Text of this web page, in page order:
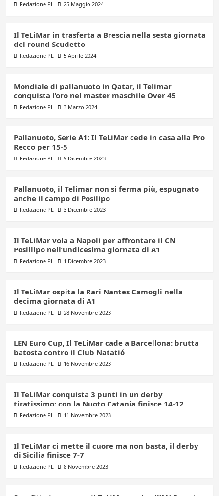
Redazione PL 25 Maggio 2024
Il TeLiMar in trasferta a Brescia nella sesta giornata
del round Scudetto
Redazione PL 5 Aprile 2024
Mondiale di pallanuoto in Qatar, il Telimar
conquista l’oro nel master maschile Over 45
Redazione PL 3 Marzo 2024
Pallanuoto, Serie A1: Il TeLiMar cede in casa alla Pro
Recco per 15-5
Redazione PL 9 Dicembre 2023
Pallanuoto, il Telimar non si ferma più, espugnato
anche il campo di Posilipo
Redazione PL 3 Dicembre 2023
Il TeLiMar vola a Napoli per affrontare il CN
Posillipo nell’undicesima giornata di A1
Redazione PL 1 Dicembre 2023
Il TeLiMar ospita la Rari Nantes Camogli nella
decima giornata di A1
Redazione PL 28 Novembre 2023
LEN Euro Cup, Il TeLiMar cade a Barcellona: brutta
batosta contro il Club Natatió
Redazione PL 16 Novembre 2023
Il TeLiMar conquista 3 punti in un derby
tiratissimo: con la Nuoto Catania finisce 14-12
Redazione PL 11 Novembre 2023
Il TeLiMar ci mette il cuore ma non basta, il derby
di Sicilia finisce 7-7
Redazione PL 8 Novembre 2023